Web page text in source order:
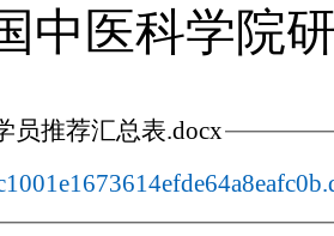
中医科学院
员推荐汇总表.docx